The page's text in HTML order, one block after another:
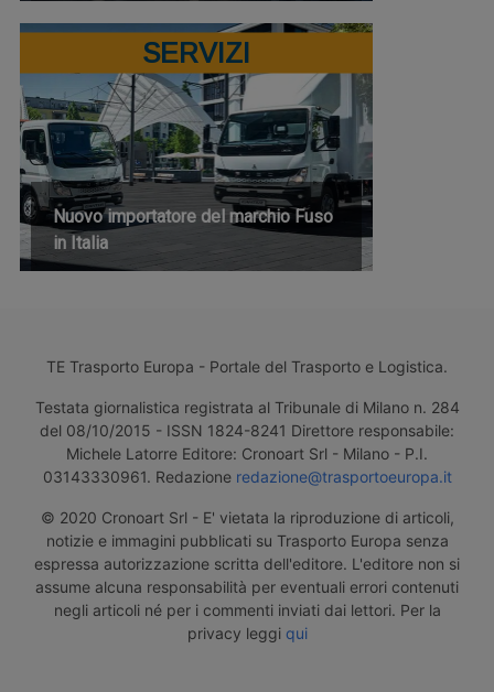
SERVIZI
Nuovo importatore del marchio Fuso
in Italia
TE Trasporto Europa - Portale del Trasporto e Logistica.
Testata giornalistica registrata al Tribunale di Milano n. 284
del 08/10/2015 - ISSN 1824-8241 Direttore responsabile:
Michele Latorre Editore: Cronoart Srl - Milano - P.I.
03143330961. Redazione redazione@trasportoeuropa.it
© 2020 Cronoart Srl - E' vietata la riproduzione di articoli,
notizie e immagini pubblicati su Trasporto Europa senza
espressa autorizzazione scritta dell'editore. L'editore non si
assume alcuna responsabilità per eventuali errori contenuti
negli articoli né per i commenti inviati dai lettori. Per la
privacy leggi qui